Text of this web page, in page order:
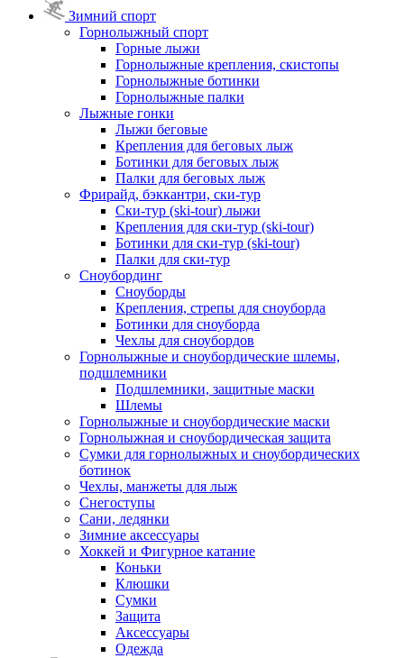
Зимний спорт
Горнолыжный спорт
Горные лыжи
Горнолыжные крепления, скистопы
Горнолыжные ботинки
Горнолыжные палки
Лыжные гонки
Лыжи беговые
Крепления для беговых лыж
Ботинки для беговых лыж
Палки для беговых лыж
Фрирайд, бэккантри, ски-тур
Ски-тур (ski-tour) лыжи
Крепления для ски-тур (ski-tour)
Ботинки для ски-тур (ski-tour)
Палки для ски-тур
Сноубординг
Сноуборды
Крепления, стрепы для сноуборда
Ботинки для сноуборда
Чехлы для сноубордов
Горнолыжные и сноубордические шлемы,
подшлемники
Подшлемники, защитные маски
Шлемы
Горнолыжные и сноубордические маски
Горнолыжная и сноубордическая защита
Сумки для горнолыжных и сноубордических
ботинок
Чехлы, манжеты для лыж
Снегоступы
Сани, ледянки
Зимние аксессуары
Хоккей и Фигурное катание
Коньки
Клюшки
Сумки
Защита
Аксессуары
Одежда